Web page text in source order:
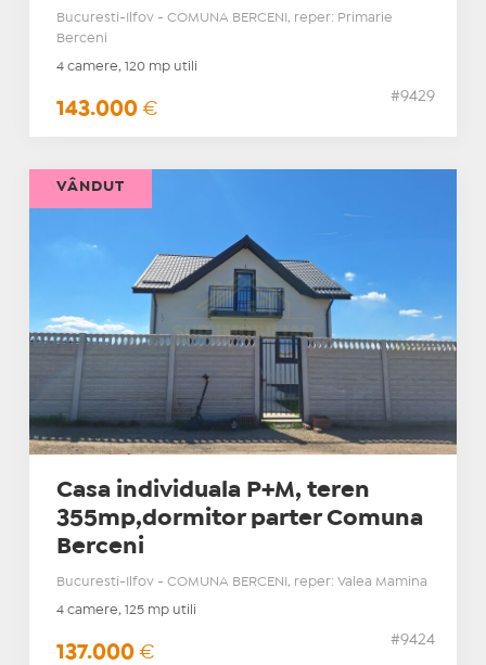
Bucuresti-Ilfov - COMUNA BERCENI, reper: Primarie
Berceni
4 camere, 120 mp utili
143.000 €
#9429
Casa individuala P+M, teren
355mp,dormitor parter Comuna
Berceni
Bucuresti-Ilfov - COMUNA BERCENI, reper: Valea Mamina
4 camere, 125 mp utili
137.000 €
#9424
VÂNDUT